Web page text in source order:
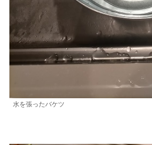
水を張ったバケツ